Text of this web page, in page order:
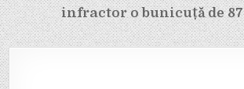
infractor o bunicuță de